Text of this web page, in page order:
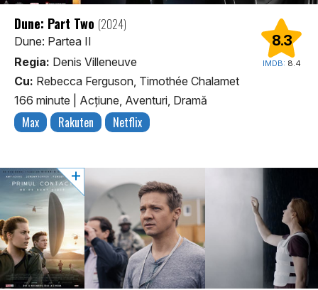
8.3
IMDB: 8.4
Dune: Part Two (2024)
Dune: Partea II
Regia: Denis Villeneuve
Cu: Rebecca Ferguson, Timothée Chalamet
166 minute
Acţiune, Aventuri, Dramă
Max Rakuten Netflix